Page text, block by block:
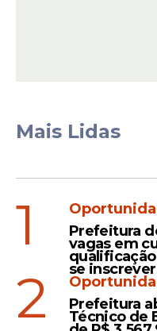
A ideia do
estacionamento,
automóveis para
tiverem cometido
Leia Também
Mais Lidas
1
Prefeitura
vagas em
se inscrever
2
Prefeitura
Técnico de